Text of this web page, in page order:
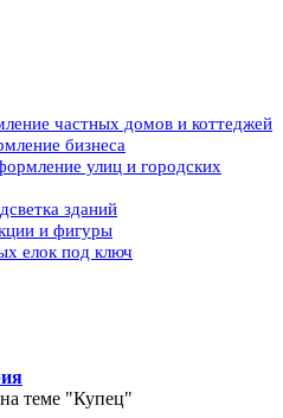
частных домов и коттеджей
бизнеса
улиц и городских
зданий
и фигуры
елок под ключ
теме "Купец"